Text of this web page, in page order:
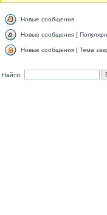
Новые сообщения
Новые сообщения [
Новые сообщения [ Тема
Найти: